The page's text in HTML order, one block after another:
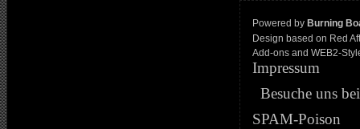
Powered by Burning
Design based on Red
Add-ons and WEB2-
Impressum
Besuche uns
SPAM-Poison